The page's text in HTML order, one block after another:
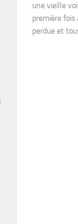
une vieille
première fois
perdue et